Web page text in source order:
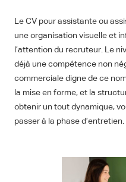
Le CV pour assistante ou
une organisation visuelle et
l’attention du recruteur. Le
déjà une compétence non
commerciale digne de ce
la mise en forme, et la
obtenir un tout dynamique,
passer à la phase d’entretien.